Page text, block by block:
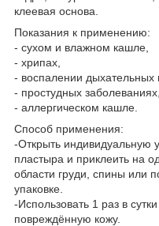
клеевая основа.
Показания к применению:
- сухом и влажном кашле,
- хрипах,
- воспалении дыхательных
- простудных заболеваниях,
- аллергическом кашле.
Способ применения:
-Открыть индивидуальную
пластыра и приклеить на
области груди, спины или
упаковке.
-Использовать 1 раз в
повреждённую кожу.